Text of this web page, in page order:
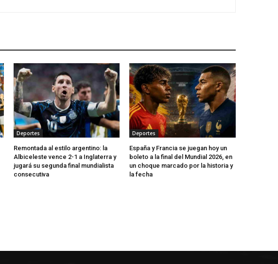
Deportes
Remontada al estilo argentino: la
Albiceleste vence 2-1 a Inglaterra y
jugará su segunda final mundialista
consecutiva
Deportes
España y Francia se juegan hoy un
boleto a la final del Mundial 2026, en
un choque marcado por la historia y
la fecha